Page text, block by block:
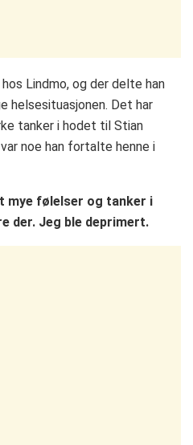
hos Lindmo, og der delte han
helsesituasjonen. Det har
tanker i hodet til Stian
noe han fortalte henne i
mye følelser og tanker i
der. Jeg ble deprimert.